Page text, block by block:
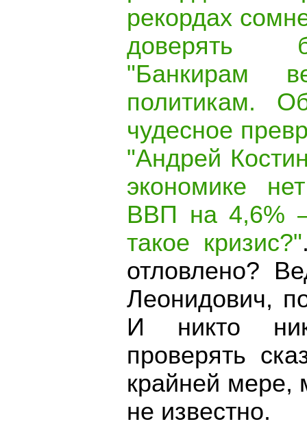
рекордах
доверять
"Банкирам
политикам.
чудесное
"Андрей
экономике
ВВП на 4,6% –
такое кризис?"
отловлено?
Леонидович,
И никто
проверять
крайней мере,
не известно.